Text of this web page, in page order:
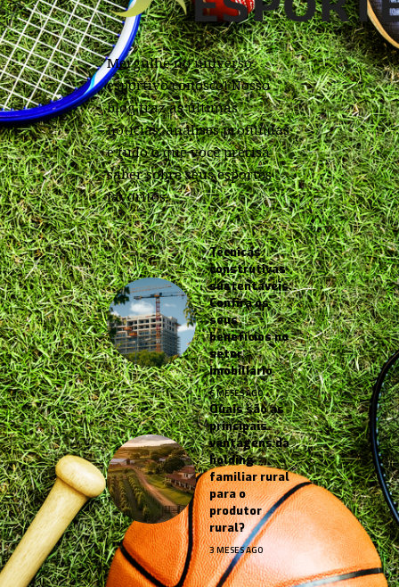
Mergulhe no universo
esportivo conosco! Nosso
blog traz as últimas
notícias, análises profundas
e tudo o que você precisa
saber sobre seus esportes
favoritos.
Técnicas
construtivas
sustentáveis:
Confira os
seus
benefícios no
setor
imobiliário
6 MESES AGO
Quais são as
principais
vantagens da
holding
familiar rural
para o
produtor
rural?
3 MESES AGO